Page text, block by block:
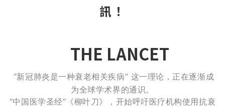
訊！
THE LANCET
“新冠肺炎是一种衰老相关疾病” 这一理论，正在逐渐成
为全球学术界的通识。
“中国医学圣经“《柳叶刀》，开始呼吁医疗机构使用抗衰